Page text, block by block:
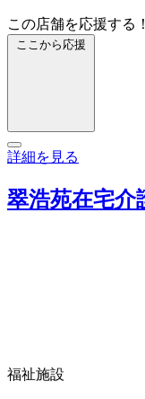
この店舗を応援する！
ここから応援
詳細を見る
翠浩苑在宅介
福祉施設